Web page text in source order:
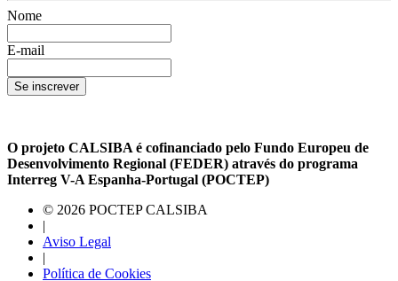
Nome
E-mail
Se inscrever
O projeto CALSIBA é cofinanciado pelo Fundo Europeu de
Desenvolvimento Regional (FEDER) através do programa
Interreg V-A Espanha-Portugal (POCTEP)
© 2026 POCTEP CALSIBA
|
Aviso Legal
|
Política de Cookies